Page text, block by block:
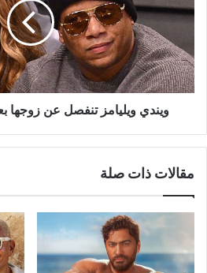
عن
زوجها
بعد
22
عاماً
من
ويندي ويليامز تنفصل عن زوجها بعد 22 عاماً من
مقالات ذات صلة